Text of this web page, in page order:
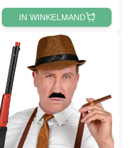
IN WINKELMAND